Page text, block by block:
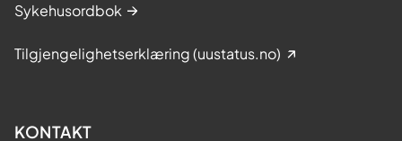
Sykehusordbok
Tilgjengelighetserklæring (uustatus.no)
KONTAKT